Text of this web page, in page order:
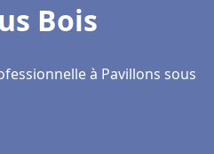
Bois
à Pavillons sous